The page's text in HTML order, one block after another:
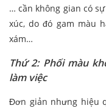
… cần không gian có
xúc, do đó gam màu
xám…
Thứ 2: Phối màu
làm việc
Đơn giản nhưng hiệu